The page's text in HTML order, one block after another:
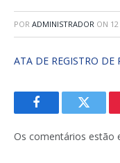
POR ADMINISTRADOR ON
ATA DE REGISTRO DE
FacebookTwitter
Os comentários estão